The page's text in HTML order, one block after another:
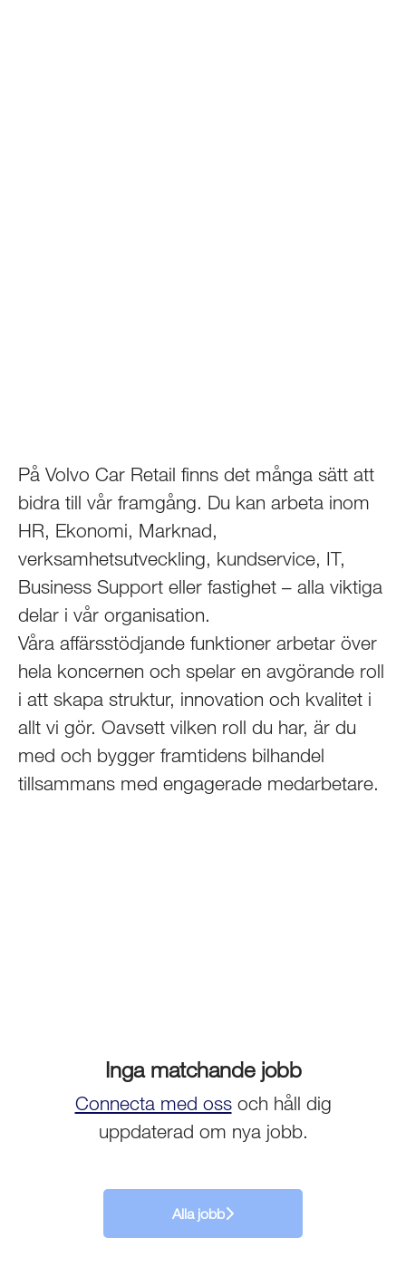
På Volvo Car Retail finns det många sätt att
bidra till vår framgång. Du kan arbeta inom
HR, Ekonomi, Marknad,
verksamhetsutveckling, kundservice, IT,
Business Support eller fastighet – alla viktiga
delar i vår organisation.
Våra affärsstödjande funktioner arbetar över
hela koncernen och spelar en avgörande roll
i att skapa struktur, innovation och kvalitet i
allt vi gör. Oavsett vilken roll du har, är du
med och bygger framtidens bilhandel
tillsammans med engagerade medarbetare.
Inga matchande jobb
Connecta med ossoch håll dig
uppdaterad om nya jobb.
Alla jobb